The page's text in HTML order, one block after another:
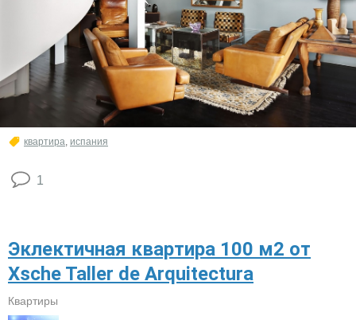
квартира, испания
1
Эклектичная квартира 100 м2 от
Xsche Taller de Arquitectura
Квартиры